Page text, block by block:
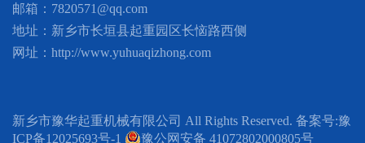
邮箱：7820571@qq.com
地址：新乡市长垣县起重园区长恼路西侧
网址：http://www.yuhuaqizhong.com
新乡市豫华起重机械有限公司 All Rights Reserved. 备案号:豫
ICP备12025693号-1
豫公网安备 41072802000805号